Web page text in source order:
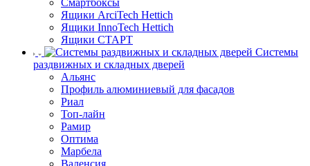
Смартбоксы
Ящики ArciTech Hettich
Ящики InnoTech Hettich
Ящики СТАРТ
Системы
раздвижных и складных дверей
Альянс
Профиль алюминиевый для фасадов
Риал
Топ-лайн
Рамир
Оптима
Марбела
Валенсия